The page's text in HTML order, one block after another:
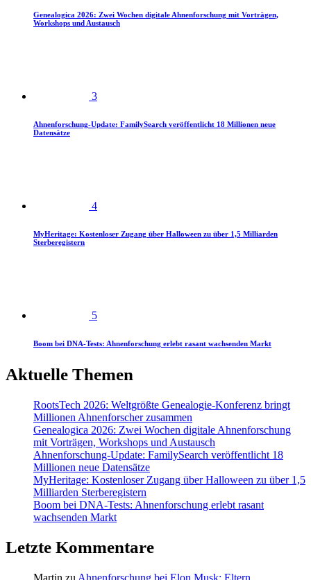
Genealogica 2026: Zwei Wochen digitale Ahnenforschung mit Vorträgen,
Workshops und Austausch
3
Ahnenforschung-Update: FamilySearch veröffentlicht 18 Millionen neue
Datensätze
4
MyHeritage: Kostenloser Zugang über Halloween zu über 1,5 Milliarden
Sterberegistern
5
Boom bei DNA-Tests: Ahnenforschung erlebt rasant wachsenden Markt
Aktuelle Themen
RootsTech 2026: Weltgrößte Genealogie-Konferenz bringt
Millionen Ahnenforscher zusammen
Genealogica 2026: Zwei Wochen digitale Ahnenforschung
mit Vorträgen, Workshops und Austausch
Ahnenforschung-Update: FamilySearch veröffentlicht 18
Millionen neue Datensätze
MyHeritage: Kostenloser Zugang über Halloween zu über 1,5
Milliarden Sterberegistern
Boom bei DNA-Tests: Ahnenforschung erlebt rasant
wachsenden Markt
Letzte Kommentare